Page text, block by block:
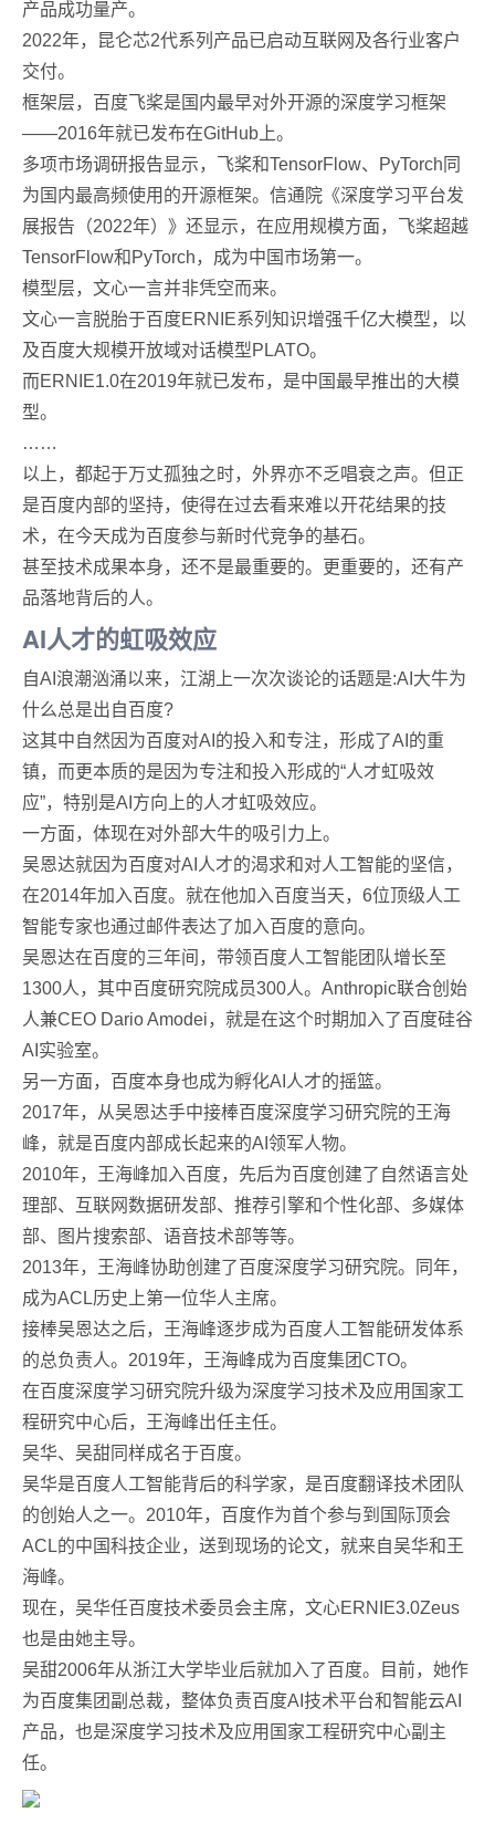
产品成功量产。
2022年，昆仑芯2代系列产品已启动互联网及各行业客户
交付。
框架层，百度飞桨是国内最早对外开源的深度学习框架
——2016年就已发布在GitHub上。
多项市场调研报告显示，飞桨和TensorFlow、PyTorch同
为国内最高频使用的开源框架。信通院《深度学习平台发
展报告（2022年）》还显示，在应用规模方面，飞桨超越
TensorFlow和PyTorch，成为中国市场第一。
模型层，文心一言并非凭空而来。
文心一言脱胎于百度ERNIE系列知识增强千亿大模型，以
及百度大规模开放域对话模型PLATO。
而ERNIE1.0在2019年就已发布，是中国最早推出的大模
型。
……
以上，都起于万丈孤独之时，外界亦不乏唱衰之声。但正
是百度内部的坚持，使得在过去看来难以开花结果的技
术，在今天成为百度参与新时代竞争的基石。
甚至技术成果本身，还不是最重要的。更重要的，还有产
品落地背后的人。
AI人才的虹吸效应
自AI浪潮汹涌以来，江湖上一次次谈论的话题是:AI大牛为
什么总是出自百度?
这其中自然因为百度对AI的投入和专注，形成了AI的重
镇，而更本质的是因为专注和投入形成的“人才虹吸效
应”，特别是AI方向上的人才虹吸效应。
一方面，体现在对外部大牛的吸引力上。
吴恩达就因为百度对AI人才的渴求和对人工智能的坚信，
在2014年加入百度。就在他加入百度当天，6位顶级人工
智能专家也通过邮件表达了加入百度的意向。
吴恩达在百度的三年间，带领百度人工智能团队增长至
1300人，其中百度研究院成员300人。Anthropic联合创始
人兼CEO Dario Amodei，就是在这个时期加入了百度硅谷
AI实验室。
另一方面，百度本身也成为孵化AI人才的摇篮。
2017年，从吴恩达手中接棒百度深度学习研究院的王海
峰，就是百度内部成长起来的AI领军人物。
2010年，王海峰加入百度，先后为百度创建了自然语言处
理部、互联网数据研发部、推荐引擎和个性化部、多媒体
部、图片搜索部、语音技术部等等。
2013年，王海峰协助创建了百度深度学习研究院。同年，
成为ACL历史上第一位华人主席。
接棒吴恩达之后，王海峰逐步成为百度人工智能研发体系
的总负责人。2019年，王海峰成为百度集团CTO。
在百度深度学习研究院升级为深度学习技术及应用国家工
程研究中心后，王海峰出任主任。
吴华、吴甜同样成名于百度。
吴华是百度人工智能背后的科学家，是百度翻译技术团队
的创始人之一。2010年，百度作为首个参与到国际顶会
ACL的中国科技企业，送到现场的论文，就来自吴华和王
海峰。
现在，吴华任百度技术委员会主席，文心ERNIE3.0Zeus
也是由她主导。
吴甜2006年从浙江大学毕业后就加入了百度。目前，她作
为百度集团副总裁，整体负责百度AI技术平台和智能云AI
产品，也是深度学习技术及应用国家工程研究中心副主
任。